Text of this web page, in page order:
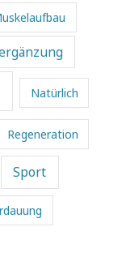
Natürlich
Regeneration
Sport